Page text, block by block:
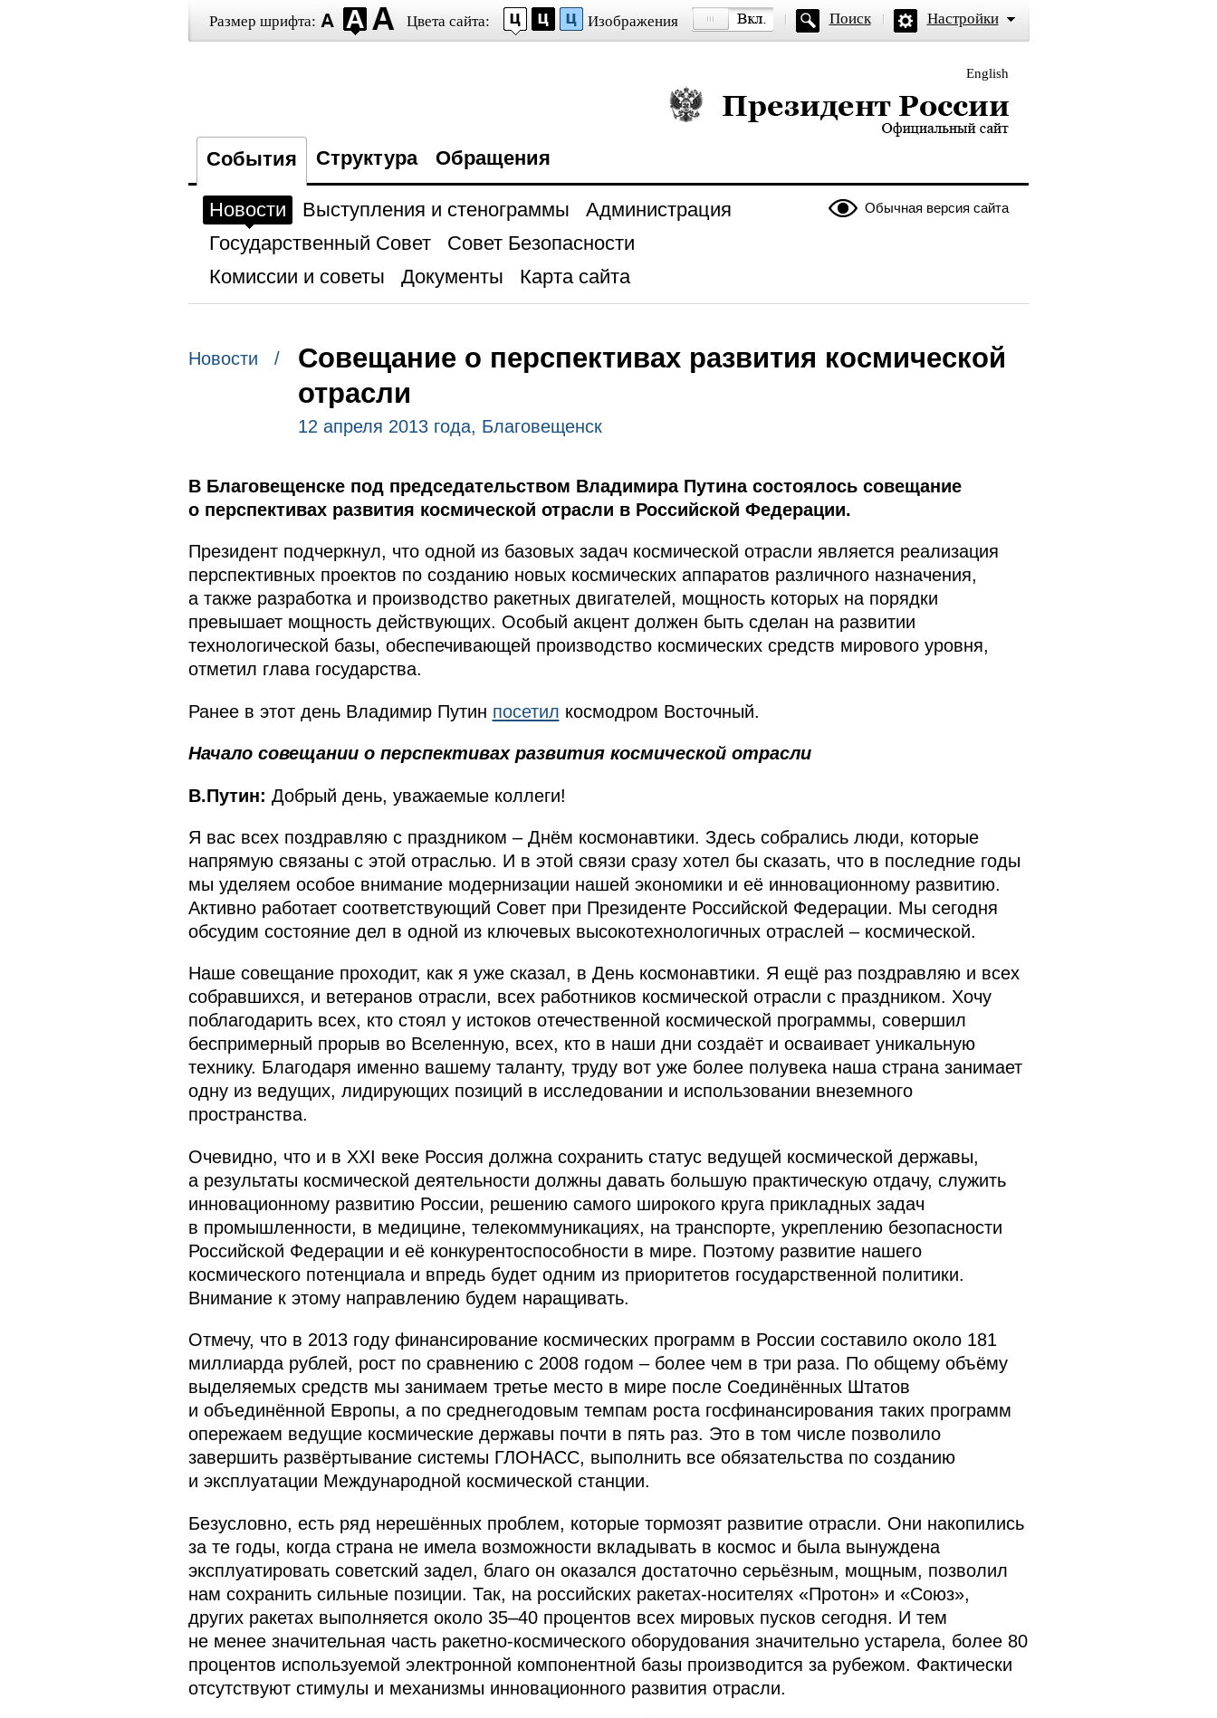
Размер шрифта: Цвета сайта: Изображения Поиск Настройки
English
Президент России — официальный сайт
События Структура Обращения
Обычная версия сайта
Новости Выступления и стенограммы
Администрация
Государственный Совет
Совет Безопасности
Комиссии и советы
Документы Карта сайта
Новости /
Совещание о перспективах развития космической
отрасли
12 апреля 2013 года, Благовещенск
В Благовещенске под председательством Владимира Путина состоялось совещание
о перспективах развития космической отрасли в Российской Федерации.
Президент подчеркнул, что одной из базовых задач космической отрасли является реализация
перспективных проектов по созданию новых космических аппаратов различного назначения,
а также разработка и производство ракетных двигателей, мощность которых на порядки
превышает мощность действующих. Особый акцент должен быть сделан на развитии
технологической базы, обеспечивающей производство космических средств мирового уровня,
отметил глава государства.
Ранее в этот день Владимир Путин посетил космодром Восточный.
Начало совещании о перспективах развития космической отрасли
В.Путин: Добрый день, уважаемые коллеги!
Я вас всех поздравляю с праздником – Днём космонавтики. Здесь собрались люди, которые
напрямую связаны с этой отраслью. И в этой связи сразу хотел бы сказать, что в последние годы
мы уделяем особое внимание модернизации нашей экономики и её инновационному развитию.
Активно работает соответствующий Совет при Президенте Российской Федерации. Мы сегодня
обсудим состояние дел в одной из ключевых высокотехнологичных отраслей – космической.
Наше совещание проходит, как я уже сказал, в День космонавтики. Я ещё раз поздравляю и всех
собравшихся, и ветеранов отрасли, всех работников космической отрасли с праздником. Хочу
поблагодарить всех, кто стоял у истоков отечественной космической программы, совершил
беспримерный прорыв во Вселенную, всех, кто в наши дни создаёт и осваивает уникальную
технику. Благодаря именно вашему таланту, труду вот уже более полувека наша страна занимает
одну из ведущих, лидирующих позиций в исследовании и использовании внеземного
пространства.
Очевидно, что и в XXI веке Россия должна сохранить статус ведущей космической державы,
а результаты космической деятельности должны давать большую практическую отдачу, служить
инновационному развитию России, решению самого широкого круга прикладных задач
в промышленности, в медицине, телекоммуникациях, на транспорте, укреплению безопасности
Российской Федерации и её конкурентоспособности в мире. Поэтому развитие нашего
космического потенциала и впредь будет одним из приоритетов государственной политики.
Внимание к этому направлению будем наращивать.
Отмечу, что в 2013 году финансирование космических программ в России составило около 181
миллиарда рублей, рост по сравнению с 2008 годом – более чем в три раза. По общему объёму
выделяемых средств мы занимаем третье место в мире после Соединённых Штатов
и объединённой Европы, а по среднегодовым темпам роста госфинансирования таких программ
опережаем ведущие космические державы почти в пять раз. Это в том числе позволило
завершить развёртывание системы ГЛОНАСС, выполнить все обязательства по созданию
и эксплуатации Международной космической станции.
Безусловно, есть ряд нерешённых проблем, которые тормозят развитие отрасли. Они накопились
за те годы, когда страна не имела возможности вкладывать в космос и была вынуждена
эксплуатировать советский задел, благо он оказался достаточно серьёзным, мощным, позволил
нам сохранить сильные позиции. Так, на российских ракетах-носителях «Протон» и «Союз»,
других ракетах выполняется около 35–40 процентов всех мировых пусков сегодня. И тем
не менее значительная часть ракетно-космического оборудования значительно устарела, более 80
процентов используемой электронной компонентной базы производится за рубежом. Фактически
отсутствуют стимулы и механизмы инновационного развития отрасли.